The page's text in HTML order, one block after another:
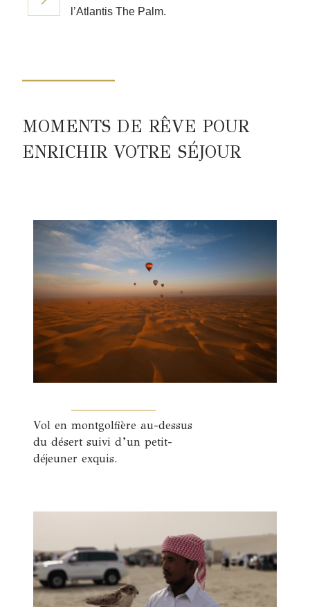
l’Atlantis The Palm.
MOMENTS DE RÊVE POUR
ENRICHIR VOTRE SÉJOUR
Vol en montgolfière au-dessus
du désert suivi d’un petit-
déjeuner exquis.